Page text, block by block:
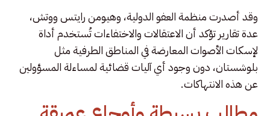
وقد أصدرت منظمة العفو الدولية، وهيومن رايتس ووتش،
عدة تقارير تؤكد أن الاعتقالات والاختفاءات تُستخدم أداة
لإسكات الأصوات المعارضة في المناطق الطرفية مثل
بلوشستان، دون وجود أي آليات قضائية لمساءلة المسؤولين
عن هذه الانتهاكات.